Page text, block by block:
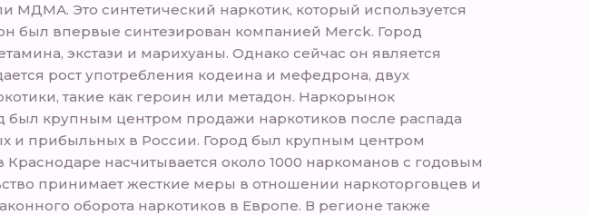
Это синтетический наркотик, который используется
он был впервые синтезирован компанией Merck. Город
экстази и марихуаны. Однако сейчас он является
рост употребления кодеина и мефедрона, двух
такие как героин или метадон. Наркорынок
крупным центром продажи наркотиков после распада
и прибыльных в России. Город был крупным центром
насчитывается около 1000 наркоманов с годовым
принимает жесткие меры в отношении наркоторговцев и
оборота наркотиков в Европе. В регионе также